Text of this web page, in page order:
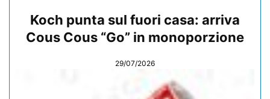
Koch punta sul fuori casa: arriva
Cous Cous “Go” in monoporzione
29/07/2026